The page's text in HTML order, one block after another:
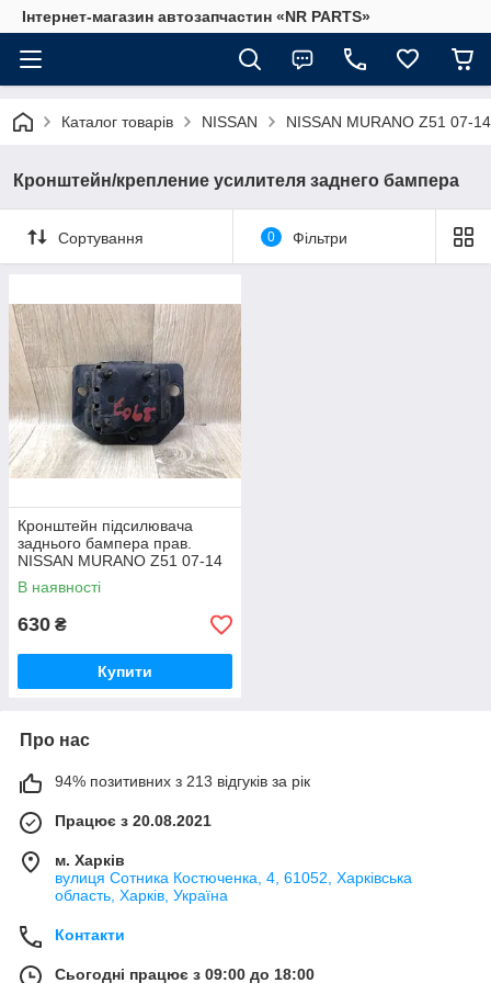
Інтернет-магазин автозапчастин «NR PARTS»
Каталог товарів NISSAN NISSAN MURANO Z51 07-14
Кронштейн/крепление усилителя заднего бампера
Сортування 0 Фільтри
Кронштейн підсилювача
заднього бампера прав.
NISSAN MURANO Z51 07-14
85220-1AA0A
В наявності
630 ₴
Купити
Про нас
94% позитивних з 213 відгуків за рік
Працює з 20.08.2021
м. Харків
вулиця Сотника Костюченка, 4, 61052, Харківська
область, Харків, Україна
Контакти
Сьогодні працює з 09:00 до 18:00